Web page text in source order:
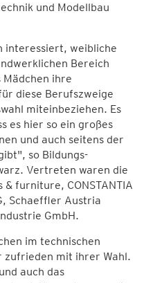
und Modellbau
interessiert, weibliche
Bereich
ihre
diese Berufszweige
miteinbeziehen. Es
es hier so ein großes
und auch seitens der
so Bildungs-
Vertreten waren die
furniture, CONSTANTIA
Schaeffler Austria
GmbH.
im technischen
zufrieden mit ihrer Wahl.
auch das